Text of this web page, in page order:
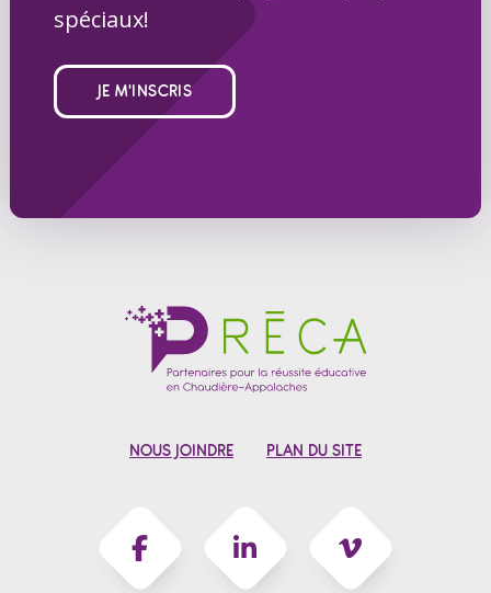
spéciaux!
JE M'INSCRIS
NOUS JOINDRE PLAN DU SITE